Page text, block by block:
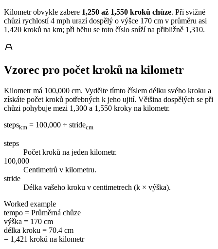
Kilometr obvykle zabere 1,250 až 1,550 kroků chůze. Při svižné
chůzi rychlostí 4 mph urazí dospělý o výšce 170 cm v průměru asi
1,420 kroků na km; při běhu se toto číslo sníží na přibližně 1,310.
Vzorec pro počet kroků na kilometr
Kilometr má 100,000 cm. Vydělte tímto číslem délku svého kroku a
získáte počet kroků potřebných k jeho ujití. Většina dospělých se při
chůzi pohybuje mezi 1,300 a 1,550 kroky na kilometr.
stepskm = 100,000 ÷ stridecm
steps
Počet kroků na jeden kilometr.
100,000
Centimetrů v kilometru.
stride
Délka vašeho kroku v centimetrech (k × výška).
Worked example
tempo = Průměrná chůze
výška = 170 cm
délka kroku = 70.4 cm
= 1,421 kroků na kilometr